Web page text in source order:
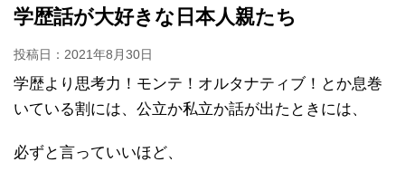
学歴話が大好きな日本人親たち
投稿日： 2021年8月30日
学歴より思考力！モンテ！オルタナティブ！とか息巻
いている割には、公立か私立か話が出たときには、
必ずと言っていいほど、